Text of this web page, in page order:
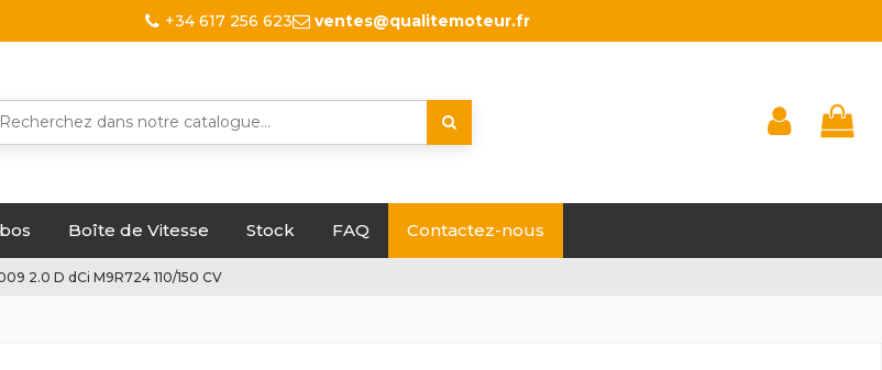
+34 617 256 623 ventes@qualitemoteur.fr
Boîte de Vitesse Stock FAQ Contactez-nous
2.0 D dCi M9R724 110/150 CV